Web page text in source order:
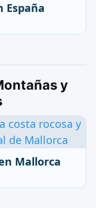
España
y
Mallorca